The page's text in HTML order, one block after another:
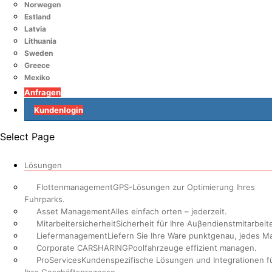
Norwegen
Estland
Latvia
Lithuania
Sweden
Greece
Mexiko
Anfragen
Kundenlogin
Select Page
Lösungen
FlottenmanagementGPS-Lösungen zur Optimierung Ihres
Fuhrparks.
Asset ManagementAlles einfach orten – jederzeit.
MitarbeitersicherheitSicherheit für Ihre
LiefermanagementLiefern Sie Ihre Ware punktgenau, jedes
Corporate CARSHARINGPoolfahrzeuge effizient managen.
ProServicesKundenspezifische Lösungen und Integrationen